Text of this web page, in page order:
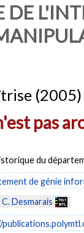
DE
(2005)
pas
du
de génie
Desmarais